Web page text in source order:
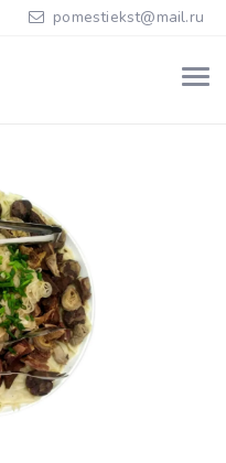
pomestiekst@mail.ru